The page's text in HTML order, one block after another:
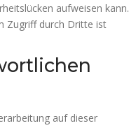
aufweisen kann.
Zugriff durch Dritte ist
auf dieser